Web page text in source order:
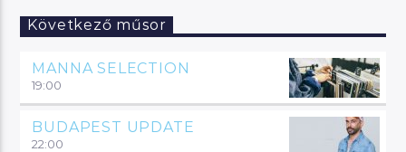
Következő műsor
MANNA SELECTION
19:00
BUDAPEST UPDATE
22:00